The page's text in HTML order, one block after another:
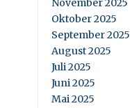
November 2025
Oktober 2025
September 2025
August 2025
Juli 2025
Juni 2025
Mai 2025